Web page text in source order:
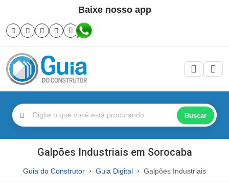
Baixe nosso app
Buscar
Galpões Industriais em Sorocaba
Guia do Construtor Guia Digital Galpões Industriais